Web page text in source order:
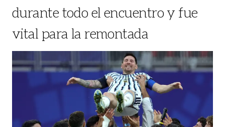
durante todo el encuentro y fue
vital para la remontada